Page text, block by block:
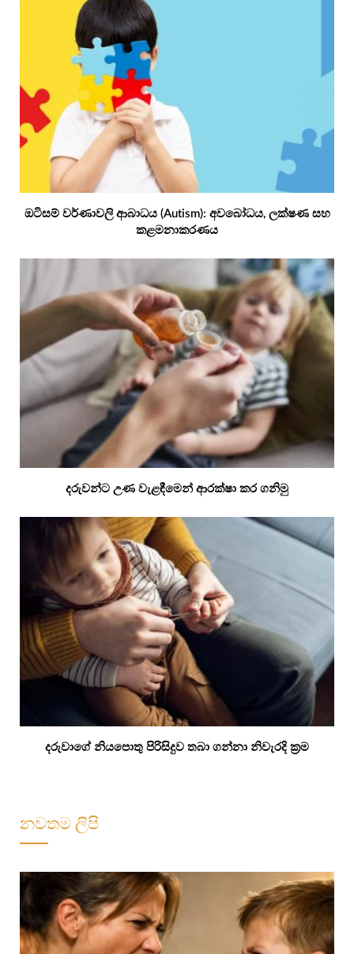
ඔටිසම් වර්ණාවලි ආබාධය (Autism): අවබෝධය, ලක්ෂණ සහ
කළමනාකරණය
දරුවන්ට උණ වැළඳීමෙන් ආරක්ෂා කර ගනිමු
දරුවාගේ නියපොතු පිරිසිදුව තබා ගන්නා නිවැරදි ක්‍රම
නවතම ලිපි